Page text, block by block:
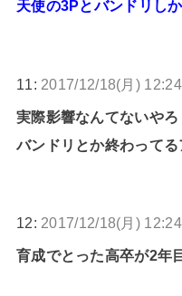
天使の3Pとバンドリし
11: 2017/12/18(月)
実際影響なんてないやろ
バンドリとか終わってる
12: 2017/12/18(月)
育成でとった高卒が2年